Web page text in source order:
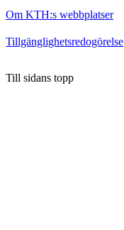
Om KTH:s webbplatser
Tillgänglighetsredogörelse
Till sidans topp